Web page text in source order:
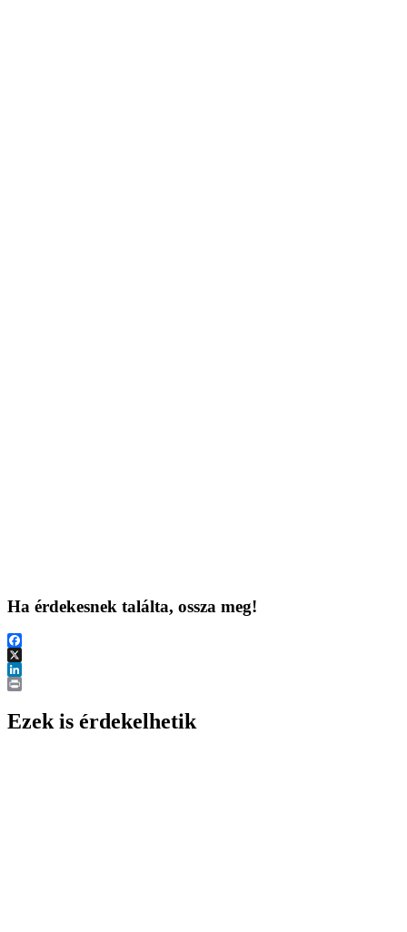
Ha érdekesnek találta, ossza meg!
Facebook
X
LinkedIn
Ezek is érdekelhetik